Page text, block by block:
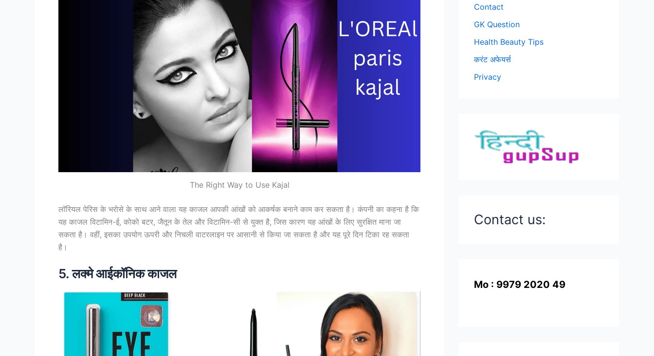
The Right Way to Use Kajal
लॉरियल पेरिस के भरोसे के साथ आने वाला यह काजल आपकी आंखों को आकर्षक बनाने काम कर सकता है। कंपनी का कहना है कि
यह काजल विटामिन-ई, कोको बटर, जैतून के तेल और विटामिन-सी से युक्त है, जिस कारण यह आंखों के लिए सुरक्षित माना जा
सकता है। वहीं, इसका उपयोग ऊपरी और निचली वाटरलाइन पर आसानी से किया जा सकता है और यह पूरे दिन टिका रह सकता
है।
5. लक्मे आईकॉनिक काजल
Contact
GK Question
Health Beauty Tips
करंट अफेयर्स
Privacy
Contact us:
Mo : 9979 2020 49